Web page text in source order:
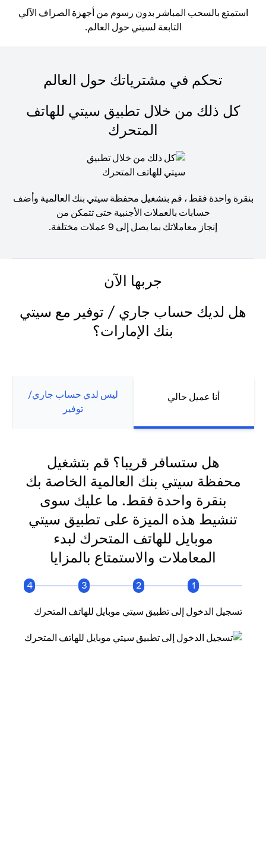
استمتع بالسحب المباشر بدون رسوم من أجهزة الصراف الآلي
التابعة لسيتي حول العالم.
تحكم في مشترياتك حول العالم
كل ذلك من خلال تطبيق سيتي للهاتف
المتحرك
بنقرة واحدة فقط ، قم بتشغيل محفظة سيتي بنك العالمية وأضف
حسابات بالعملات الأجنبية حتى تتمكن من
إنجاز معاملاتك بما يصل إلى 9 عملات مختلفة.
جربها الآن
هل لديك حساب جاري / توفير مع سيتي
بنك الإمارات؟
أنا عميل حالي
ليس لدي حساب جاري/
توفير
هل ستسافر قريبا؟ قم بتشغيل
محفظة سيتي بنك العالمية الخاصة بك
بنقرة واحدة فقط. ما عليك سوى
تنشيط هذه الميزة على تطبيق سيتي
موبايل للهاتف المتحرك لبدء
المعاملات والاستمتاع بالمزايا
1
2
3
4
تسجيل الدخول إلى تطبيق سيتي موبايل للهاتف المتحرك